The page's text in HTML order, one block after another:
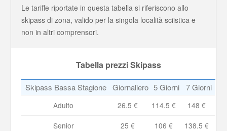
Le tariffe riportate in questa tabella si riferiscono allo
skipass di zona, valido per la singola località sciistica e
non in altri comprensori.
Tabella prezzi Skipass
Skipass Bassa Stagione Giornaliero 5 Giorni 7 Giorni
Adulto 26.5 € 114.5 €
148 €
Senior
25 € 106 €
138.5 €